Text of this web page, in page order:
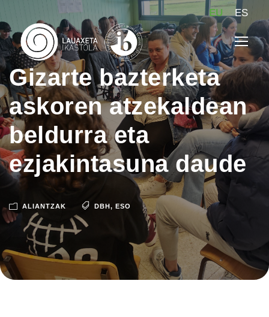
EU ES
Gizarte bazterketa
askoren atzekaldean
beldurra eta
ezjakintasuna daude
ALIANTZAK DBH, ESO